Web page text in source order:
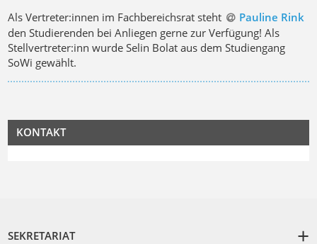
Als Vertreter:innen im Fachbereichsrat steht
Pauline Rink
den Studierenden bei Anliegen gerne zur Verfügung! Als
Stellvertreter:inn wurde Selin Bolat aus dem Studiengang
SoWi gewählt.
KONTAKT
SEKRETARIAT